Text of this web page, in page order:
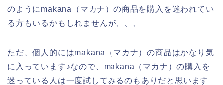
のようにmakana（マカナ）の商品を購入を迷われてい
る方もいるかもしれませんが、、、
ただ、個人的にはmakana（マカナ）の商品はかなり気
に入っています♪なので、makana（マカナ）の購入を
迷っている人は一度試してみるのもありだと思います